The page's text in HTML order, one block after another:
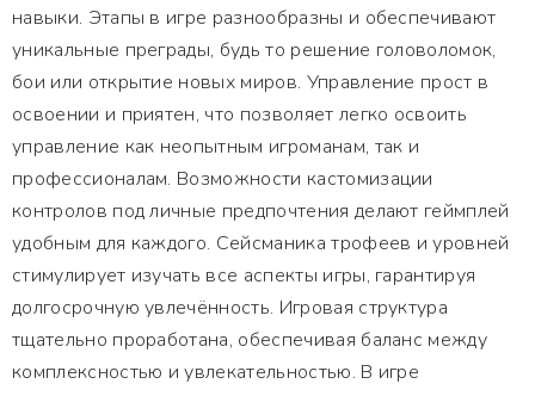
навыки. Этапы в игре разнообразны и обеспечивают
уникальные преграды, будь то решение головоломок,
бои или открытие новых миров. Управление прост в
освоении и приятен, что позволяет легко освоить
управление как неопытным игроманам, так и
профессионалам. Возможности кастомизации
контролов под личные предпочтения делают геймплей
удобным для каждого. Сейсманика трофеев и уровней
стимулирует изучать все аспекты игры, гарантируя
долгосрочную увлечённость. Игровая структура
тщательно проработана, обеспечивая баланс между
комплексностью и увлекательностью. В игре